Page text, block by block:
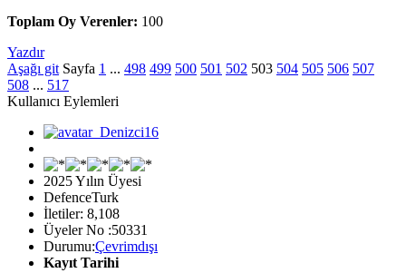
Toplam Oy Verenler: 100
Yazdır
Aşağı git Sayfa 1 ... 498 499 500 501 502 503 504 505 506 507
508 ... 517
Kullanıcı Eylemleri
2025 Yılın Üyesi
DefenceTurk
İletiler: 8,108
Üyeler No :50331
Durumu:Çevrimdışı
Kayıt Tarihi